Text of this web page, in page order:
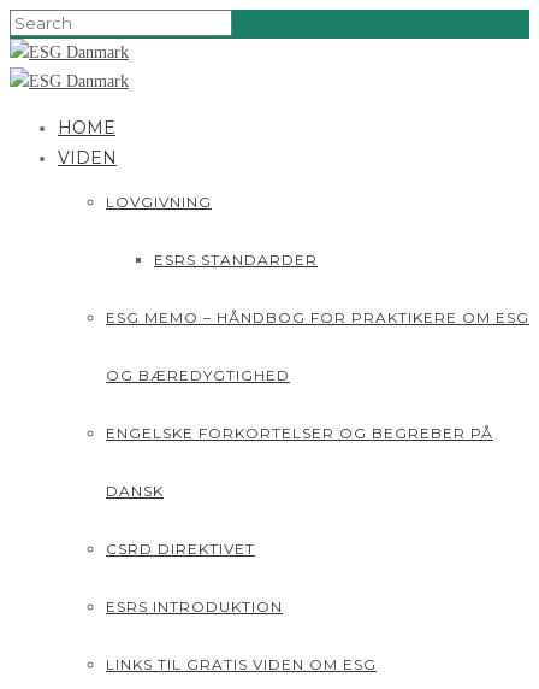
HOME
VIDEN
LOVGIVNING
ESRS STANDARDER
ESG MEMO – HÅNDBOG FOR PRAKTIKERE OM ESG
OG BÆREDYGTIGHED
ENGELSKE FORKORTELSER OG BEGREBER PÅ
DANSK
CSRD DIREKTIVET
ESRS INTRODUKTION
LINKS TIL GRATIS VIDEN OM ESG